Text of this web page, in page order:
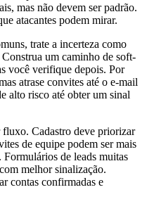
mas não devem ser padrão.
atacantes podem mirar.
trate a incerteza como
um caminho de soft-
você verifique depois. Por
atrase convites até o e-mail
alto risco até obter um sinal
Cadastro deve priorizar
de equipe podem ser mais
Formulários de leads muitas
melhor sinalização.
contas confirmadas e